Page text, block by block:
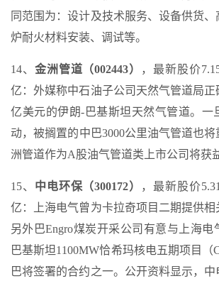
同范围为：设计及技术服务、设备供货
炉耐火材料安装、调试等。
14、 金洲管道（002443）
，最新股价
亿：外媒称中石油子公司天然气管道局正
亿美元的伊朗-巴基斯坦天然气管道。一
动，被搁置的中巴3000公里油气管道也
洲管道作为A股油气管道类上市公司将获
15、 中电环保（300172）
，最新股价
亿：上海电气曾为卡拉奇项目二期提供相
另外巴Engro煤炭开采公司有意与上海电
巴基斯坦1100MW恰希玛核电五期项目（
巴将签署的合约之一。公开资料显示，